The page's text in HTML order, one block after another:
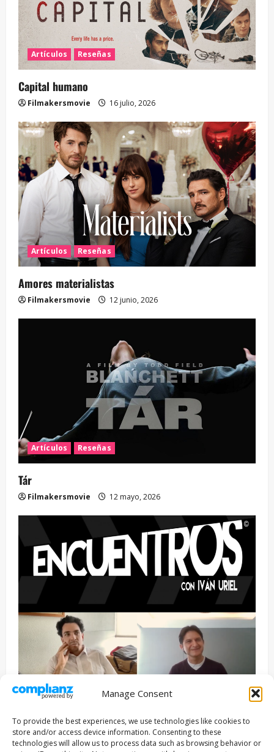
Manage Consent
To provide the best experiences, we use technologies like cookies to
store and/or access device information. Consenting to these
technologies will allow us to process data such as browsing behavior or
Artículos Reseñas
Capital humano
Filmakersmovie 16 julio, 2026
Artículos Reseñas
Amores materialistas
Filmakersmovie 12 junio, 2026
Artículos Reseñas
Tár
Filmakersmovie 12 mayo, 2026
Entrevista Series
ENCUENTROS CON IVÁN URIEL T3E22: JUAN PATRICIO
RIVEROLL